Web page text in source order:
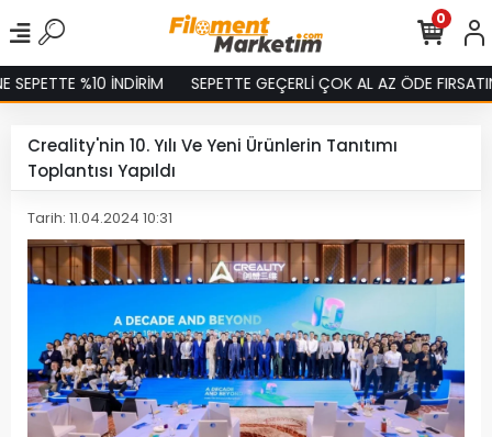
%10 İNDİRİM SEPETTE GEÇERLİ ÇOK AL AZ ÖDE FIRSATINI
0
Creality'nin 10. Yılı Ve Yeni Ürünlerin Tanıtımı
Toplantısı Yapıldı
Tarih: 11.04.2024 10:31